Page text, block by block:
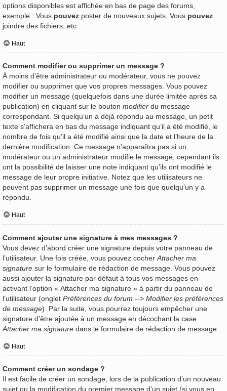
options disponibles est affichée en bas de page des forums,
exemple : Vous pouvez poster de nouveaux sujets, Vous pouvez
joindre des fichiers, etc.
Haut
Comment modifier ou supprimer un message ?
À moins d’être administrateur ou modérateur, vous ne pouvez
modifier ou supprimer que vos propres messages. Vous pouvez
modifier un message (quelquefois dans une durée limitée après sa
publication) en cliquant sur le bouton modifier du message
correspondant. Si quelqu’un a déjà répondu au message, un petit
texte s’affichera en bas du message indiquant qu’il a été modifié, le
nombre de fois qu’il a été modifié ainsi que la date et l’heure de la
dernière modification. Ce message n’apparaîtra pas si un
modérateur ou un administrateur modifie le message, cependant ils
ont la possibilité de laisser une note indiquant qu’ils ont modifié le
message de leur propre initiative. Notez que les utilisateurs ne
peuvent pas supprimer un message une fois que quelqu’un y a
répondu.
Haut
Comment ajouter une signature à mes messages ?
Vous devez d’abord créer une signature depuis votre panneau de
l’utilisateur. Une fois créée, vous pouvez cocher Attacher ma
signature sur le formulaire de rédaction de message. Vous pouvez
aussi ajouter la signature par défaut à tous vos messages en
activant l’option « Attacher ma signature » à partir du panneau de
l’utilisateur (onglet Préférences du forum --> Modifier les préférences
de message). Par la suite, vous pourrez toujours empêcher une
signature d’être ajoutée à un message en décochant la case
Attacher ma signature dans le formulaire de rédaction de message.
Haut
Comment créer un sondage ?
Il est facile de créer un sondage, lors de la publication d’un nouveau
sujet ou la modification du premier message d’un sujet (si vous en